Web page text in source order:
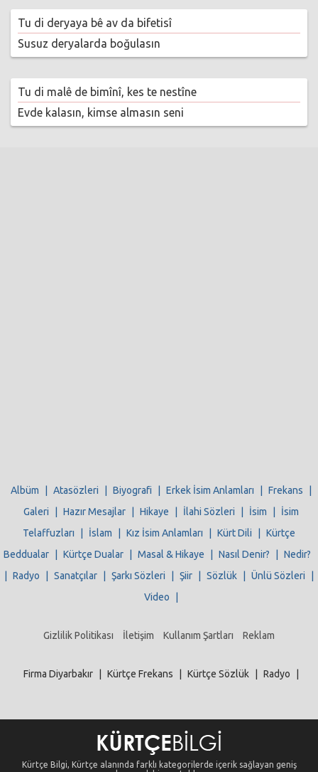
Tu di deryaya bê av da bifetisî
Susuz deryalarda boğulasın
Tu di malê de bimînî, kes te nestîne
Evde kalasın, kimse almasın seni
Albüm Atasözleri Biyografi Erkek İsim Anlamları Frekans
Galeri
Hazır Mesajlar Hikaye İlahi Sözleri İsim
İsim
Telaffuzları
İslam Kız İsim Anlamları Kürt Dili
Kürtçe
Beddualar
Kürtçe Dualar Masal & Hikaye Nasıl Denir?
Nedir?
Radyo Sanatçılar Şarkı Sözleri Şiir Sözlük Ünlü Sözleri
Video
Gizlilik Politikası İletişim Kullanım Şartları Reklam
Firma Diyarbakır Kürtçe Frekans Kürtçe Sözlük Radyo
Kürtçe Bilgi, Kürtçe alanında farklı kategorilerde içerik sağlayan geniş